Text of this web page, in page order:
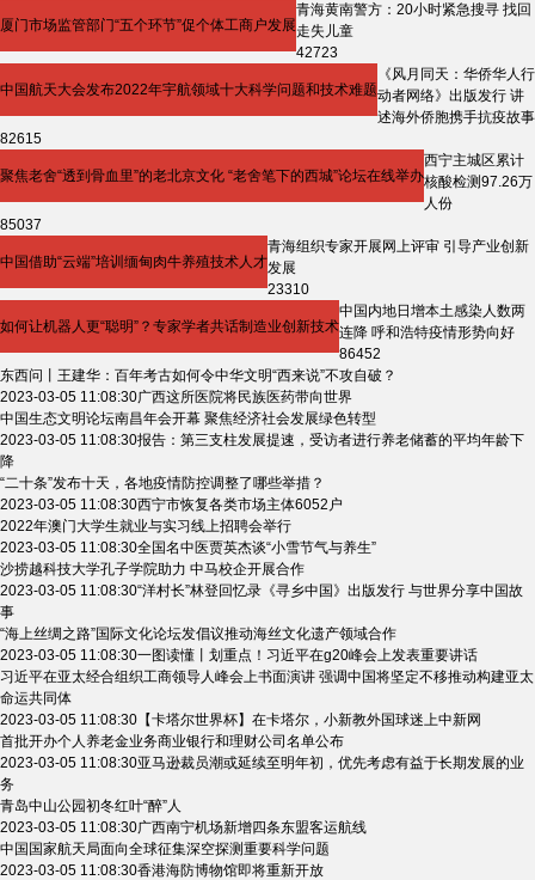
厦门市场监管部门“五个环节”促个体工商户发展
青海黄南警方：20小时紧急搜寻 找回
走失儿童
42723
中国航天大会发布2022年宇航领域十大科学问题和技术难题
《风月同天：华侨华人行
动者网络》出版发行 讲
述海外侨胞携手抗疫故事
82615
聚焦老舍“透到骨血里”的老北京文化 “老舍笔下的西城”论坛在线举办
西宁主城区累计
核酸检测97.26万
人份
85037
中国借助“云端”培训缅甸肉牛养殖技术人才
青海组织专家开展网上评审 引导产业创新
发展
23310
如何让机器人更“聪明”？专家学者共话制造业创新技术
中国内地日增本土感染人数两
连降 呼和浩特疫情形势向好
86452
东西问丨王建华：百年考古如何令中华文明“西来说”不攻自破？
2023-03-05 11:08:30广西这所医院将民族医药带向世界
中国生态文明论坛南昌年会开幕 聚焦经济社会发展绿色转型
2023-03-05 11:08:30报告：第三支柱发展提速，受访者进行养老储蓄的平均年龄下
降
“二十条”发布十天，各地疫情防控调整了哪些举措？
2023-03-05 11:08:30西宁市恢复各类市场主体6052户
2022年澳门大学生就业与实习线上招聘会举行
2023-03-05 11:08:30全国名中医贾英杰谈“小雪节气与养生”
沙捞越科技大学孔子学院助力 中马校企开展合作
2023-03-05 11:08:30“洋村长”林登回忆录《寻乡中国》出版发行 与世界分享中国故
事
“海上丝绸之路”国际文化论坛发倡议推动海丝文化遗产领域合作
2023-03-05 11:08:30一图读懂丨划重点！习近平在g20峰会上发表重要讲话
习近平在亚太经合组织工商领导人峰会上书面演讲 强调中国将坚定不移推动构建亚太
命运共同体
2023-03-05 11:08:30 【卡塔尔世界杯】在卡塔尔，小新教外国球迷上中新网
首批开办个人养老金业务商业银行和理财公司名单公布
2023-03-05 11:08:30亚马逊裁员潮或延续至明年初，优先考虑有益于长期发展的业
务
青岛中山公园初冬红叶“醉”人
2023-03-05 11:08:30广西南宁机场新增四条东盟客运航线
中国国家航天局面向全球征集深空探测重要科学问题
2023-03-05 11:08:30香港海防博物馆即将重新开放